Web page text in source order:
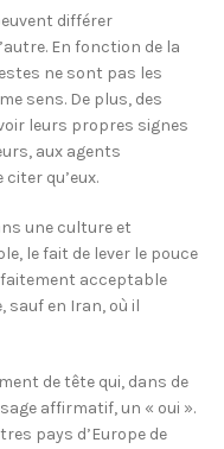
différer
En fonction de la
ne sont pas les
sens. De plus, des
leurs propres signes
aux agents
qu’eux.
une culture et
le fait de lever le pouce
acceptable
sauf en Iran, où il
de tête qui, dans de
affirmatif, un « oui ».
pays d’Europe de